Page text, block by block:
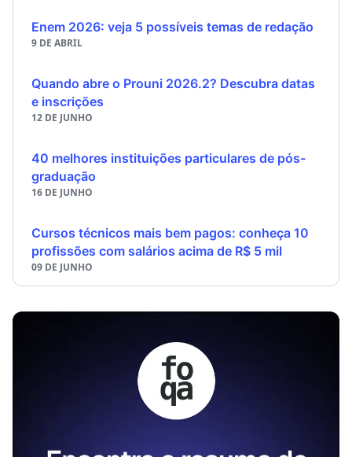
Enem 2026: veja 5 possíveis temas de redação
9 DE ABRIL
Quando abre o Prouni 2026.2? Descubra datas
e inscrições
12 DE JUNHO
40 melhores instituições particulares de pós-
graduação
16 DE JUNHO
Cursos técnicos mais bem pagos: conheça 10
profissões com salários acima de R$ 5 mil
09 DE JUNHO